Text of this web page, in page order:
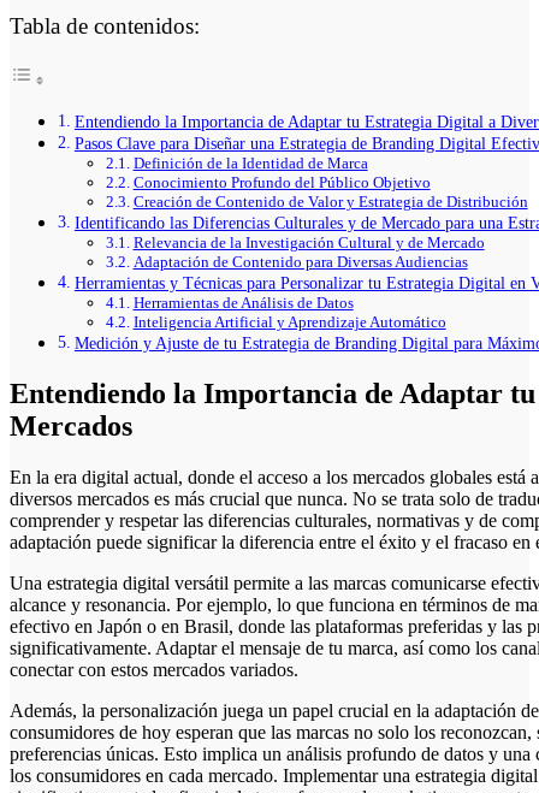
Tabla de contenidos:
Entendiendo la Importancia de Adaptar tu Estrategia Digital a
Pasos Clave para Diseñar una Estrategia de Branding Digital
Definición de la Identidad de Marca
Conocimiento Profundo del Público Objetivo
Creación de Contenido de Valor y Estrategia de Distribución
Identificando las Diferencias Culturales y de Mercado para una
Relevancia de la Investigación Cultural y de Mercado
Adaptación de Contenido para Diversas Audiencias
Herramientas y Técnicas para Personalizar tu Estrategia Digital en
Herramientas de Análisis de Datos
Inteligencia Artificial y Aprendizaje Automático
Medición y Ajuste de tu Estrategia de Branding Digital para
Entendiendo la Importancia de Adaptar
Mercados
En la era digital actual, donde el acceso a los mercados globales está al alcance de un clic, adaptar tu estrategia digital a
diversos mercados es más crucial que nunca. No se trata solo de
comprender y respetar las diferencias culturales, normativas y de
adaptación puede significar la diferencia entre el éxito y el fracaso en
Una estrategia digital versátil permite a las marcas comunicarse
alcance y resonancia. Por ejemplo, lo que funciona en términos de
efectivo en Japón o en Brasil, donde las plataformas preferidas y las
significativamente. Adaptar el mensaje de tu marca, así como los
conectar con estos mercados variados.
Además, la personalización juega un papel crucial en la adaptación
consumidores de hoy esperan que las marcas no solo los
preferencias únicas. Esto implica un análisis profundo de datos y
los consumidores en cada mercado. Implementar una estrategia